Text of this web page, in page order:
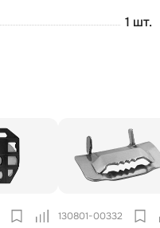
1 шт.
130801-00332